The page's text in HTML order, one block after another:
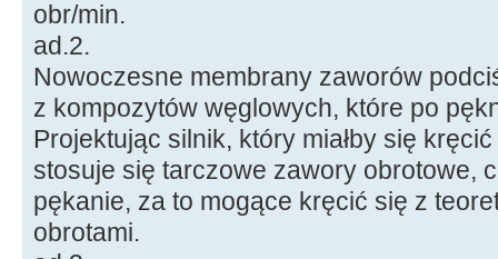
obr/min.
ad.2.
Nowoczesne membrany zaworów
z kompozytów węglowych, które po
Projektując silnik, który miałby się
stosuje się tarczowe zawory obrotowe,
pękanie, za to mogące kręcić się z
obrotami.